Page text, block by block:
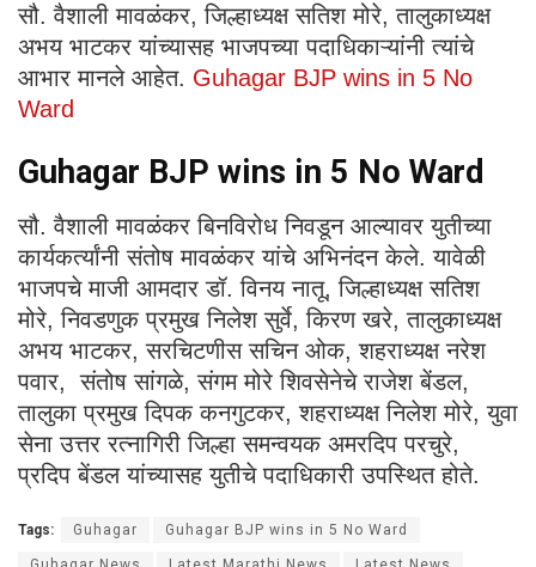
सौ. वैशाली मावळंकर, जिल्हाध्यक्ष सतिश मोरे, तालुकाध्यक्ष
अभय भाटकर यांच्यासह भाजपच्या पदाधिकाऱ्यांनी त्यांचे
आभार मानले आहेत. Guhagar BJP wins in 5 No
Ward
Guhagar BJP wins in 5 No Ward
सौ. वैशाली मावळंकर बिनविरोध निवडून आल्यावर युतीच्या
कार्यकर्त्यांनी संतोष मावळंकर यांचे अभिनंदन केले. यावेळी
भाजपचे माजी आमदार डॉ. विनय नातू, जिल्हाध्यक्ष सतिश
मोरे, निवडणुक प्रमुख निलेश सुर्वे, किरण खरे, तालुकाध्यक्ष
अभय भाटकर, सरचिटणीस सचिन ओक, शहराध्यक्ष नरेश
पवार, संतोष सांगळे, संगम मोरे शिवसेनेचे राजेश बेंडल,
तालुका प्रमुख दिपक कनगुटकर, शहराध्यक्ष निलेश मोरे, युवा
सेना उत्तर रत्नागिरी जिल्हा समन्वयक अमरदिप परचुरे,
प्रदिप बेंडल यांच्यासह युतीचे पदाधिकारी उपस्थित होते.
Tags: Guhagar Guhagar BJP wins in 5 No Ward